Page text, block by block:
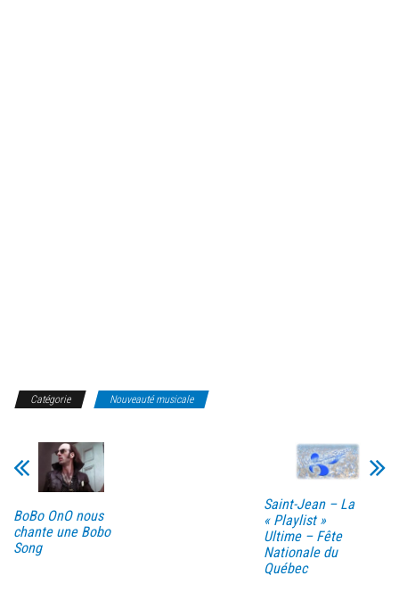
Catégorie Nouveauté musicale
BoBo OnO nous
chante une Bobo
Song
Saint-Jean – La
« Playlist »
Ultime – Fête
Nationale du
Québec